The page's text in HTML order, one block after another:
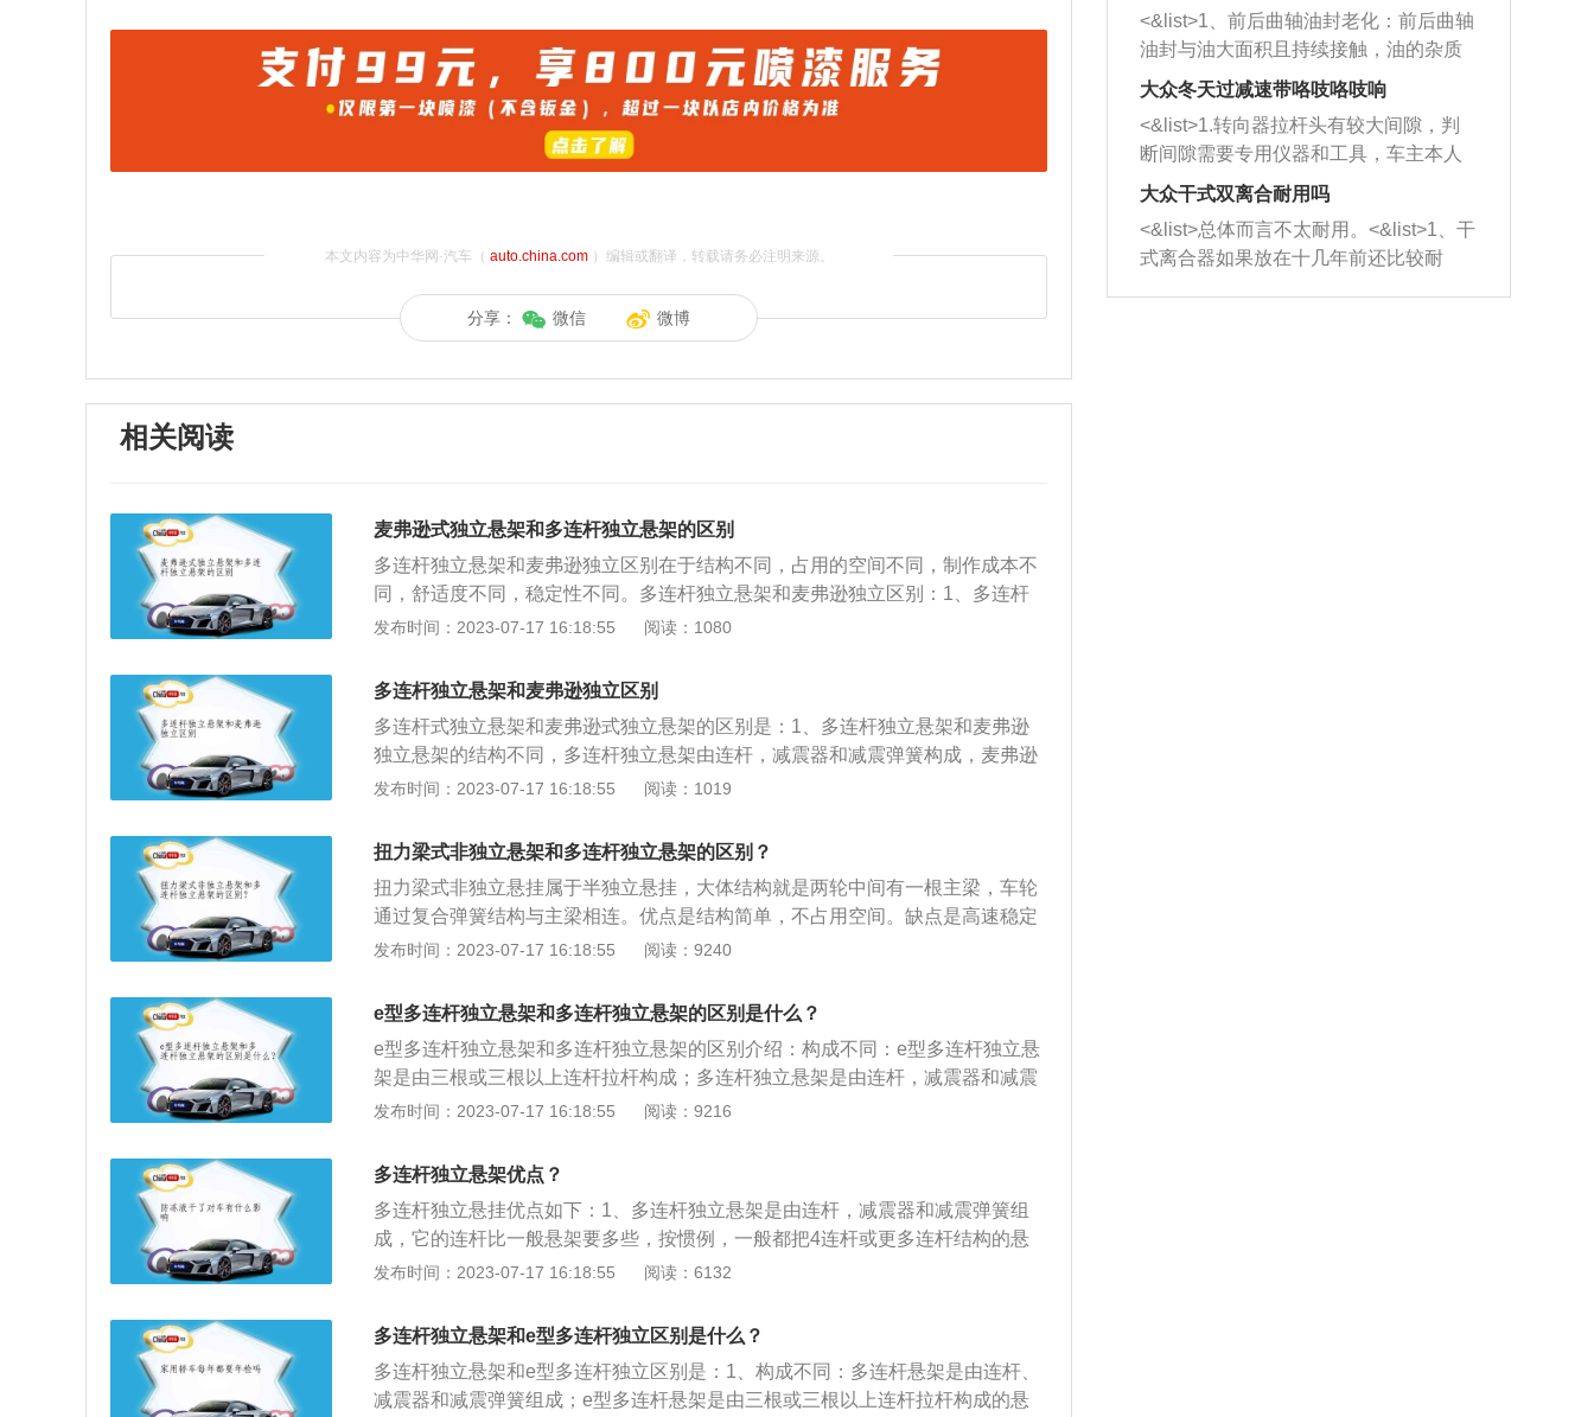
本文内容为中华网·汽车（ auto.china.com）编辑或翻译，转载请务必注明来源。
分享： 微信 微博
相关阅读
麦弗逊式独立悬架和多连杆独立悬架的区别
多连杆独立悬架和麦弗逊独立区别在于结构不同，占用的空间不同，制作成本不
同，舒适度不同，稳定性不同。多连杆独立悬架和麦弗逊独立区别：1、多连杆
独立悬架和麦弗逊独立悬架的结构不同，多连杆独立悬架由连杆，减震器和减震
辆还会加装横向稳定杆；2、麦弗逊独立悬架占用的空间比较小，多连杆独立悬
架占用的空间比较大。所以一般的小轿车都是使用的麦弗逊独立悬架，而比较大
的车辆使用的是多连杆独立悬架；3、麦弗逊独立悬架的制作成本比较低，更加
的经济使用，而多连杆独立悬架的制造技术比较复杂，成本比较高；4、安装多
连杆独立悬架的车辆，舒适度一般要比麦弗逊独立悬架的舒适度更高；5、多连
发布时间：2023-07-17 16:18:55 阅读：1080
多连杆独立悬架和麦弗逊独立区别
多连杆式独立悬架和麦弗逊式独立悬架的区别是：1、多连杆独立悬架和麦弗逊
独立悬架的结构不同，多连杆独立悬架由连杆，减震器和减震弹簧构成，麦弗逊
式独立悬架由螺旋弹簧、减震器、三角形下摆臂构成，一些车辆还会加装横向稳
大。所以一般的小轿车都是使用的麦弗逊独立悬架，而比较大的车辆使用的是多
连杆独立悬架。3、麦弗逊独立悬架的制作成本比较低，更加的经济使用，而多
连杆独立悬架的制造技术比较复杂，成本比较高。4、安装多连杆独立悬架的车
辆，舒适度一般要比麦弗逊独立悬架的舒适度更高。
发布时间：2023-07-17 16:18:55 阅读：1019
扭力梁式非独立悬架和多连杆独立悬架的区别？
扭力梁式非独立悬挂属于半独立悬挂，大体结构就是两轮中间有一根主梁，车轮
通过复合弹簧结构与主梁相连。优点是结构简单，不占用空间。缺点是高速稳定
性不好，不太舒适，而且操控性一般。不过可以通过增加横向稳定杆和瓦特连杆
能实现主销后倾角的最佳位置，大幅度减少来自路面的前后方向力，从而改善加
速和制动时的平顺性和舒适性，同时也保证了直线行驶的稳定性，因为由螺旋弹
簧拉伸或压缩导致的车轮横向偏移量很小，不易造成非直线行驶。在车辆转弯或
制动时，多连杆悬挂结构可使后轮形成正前束，提高了车辆的控制性能，减少转
向不足的情况。缺点是空间占有大，造价高。
发布时间：2023-07-17 16:18:55 阅读：9240
e型多连杆独立悬架和多连杆独立悬架的区别是什么？
e型多连杆独立悬架和多连杆独立悬架的区别介绍：构成不同：e型多连杆独立悬
架是由三根或三根以上连杆拉杆构成；多连杆独立悬架是由连杆，减震器和减震
弹簧构成。所属体系不同：e型多连杆独立悬架是于双叉臂的改良，不完全算是
个重要的部件，悬架是用来连接车身与车轮，如果没有悬架，汽车无法正常行
驶。汽车上的悬架有两类，一类是独立悬架，另一类是非独立悬架。
发布时间：2023-07-17 16:18:55 阅读：9216
多连杆独立悬架优点？
多连杆独立悬挂优点如下：1、多连杆独立悬架是由连杆，减震器和减震弹簧组
成，它的连杆比一般悬架要多些，按惯例，一般都把4连杆或更多连杆结构的悬
挂，称为多连杆，目前较常见的是4到5根连杆相连。2、优点多连杠独立悬挂不
能保持垂直，尽最大可能减小车身的倾斜，最大可能维持轮胎的贴地性。3、高
档轿车由于空间充裕、且注重舒适性能和操控稳定性，所以大多使用多连杆悬
架。
发布时间：2023-07-17 16:18:55 阅读：6132
多连杆独立悬架和e型多连杆独立区别是什么？
多连杆独立悬架和e型多连杆独立区别是：1、构成不同：多连杆悬架是由连杆、
减震器和减震弹簧组成；e型多连杆悬架是由三根或三根以上连杆拉杆构成的悬
西取出来。但如果是因为积碳过多引起
的堵塞，就需要将三元催化器泡在草酸
洗剂对堵塞的情况得到解决，将清洗剂
放在燃油箱中，与燃油混合后，车辆启
动时，就可以和汽油一起进入到燃烧
室，最后形成废气排出，就可以让三元
催化器得到清洗，排气管堵塞的情况就
能够得到解决。
一圈半的练习，往右同样也要打相同的
圈数。 <&list>3、最后强调要反复练
习，这样就可以形成肌肉记忆，在真实
驾驶车辆时，不需要记忆也能打好方
向。
<&list>1、前后曲轴油封老化：前后曲轴
油封与油大面积且持续接触，油的杂质
和发动机内持续温度变化使其密封效果
逐渐减弱，导致渗油或漏油。<&list>2、
活塞间隙过大：积碳会使活塞环与缸体
的间隙扩大，导致机油流入燃烧室中，
造成烧机油。<&list>3、机油粘度。使用
机油粘度过小的话，同样会有烧机油现
象，机油粘度过小具有很好的流动性，
大众冬天过减速带咯吱咯吱响
<&list>1.转向器拉杆头有较大间隙，判
断间隙需要专用仪器和工具，车主本人
无法制作，需要将车辆送到修理厂或4s
店；<&list>2.车辆半轴套管防尘罩破
裂，破裂后会出现漏油现象，使半轴磨
损严重，磨损的半轴容易损坏，产生异
响；<&list>3.稳定器的转向胶套和球头
大众干式双离合耐用吗
<&list>总体而言不太耐用。<&list>1、干
式离合器如果放在十几年前还比较耐